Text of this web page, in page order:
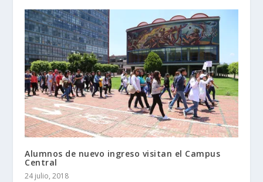
Alumnos de nuevo ingreso visitan el Campus
Central
24 julio, 2018